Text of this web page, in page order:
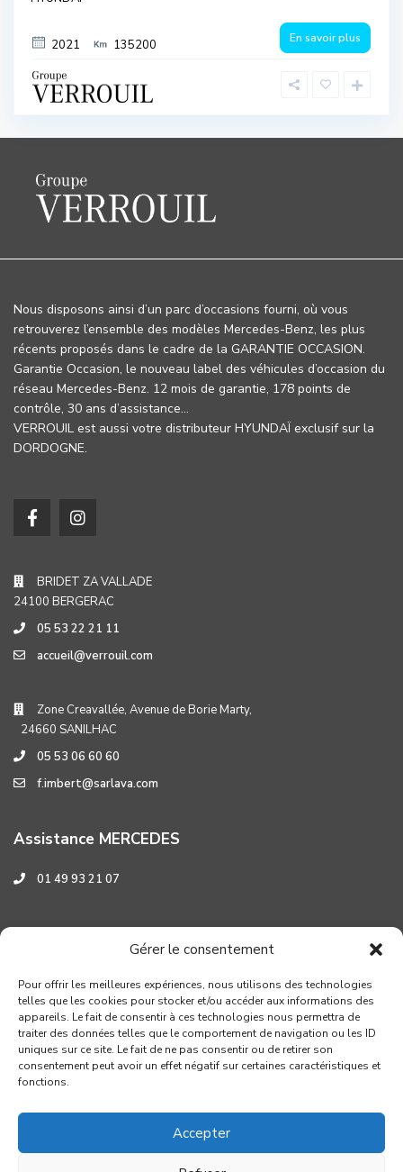
Gérer le consentement
Pour offrir les meilleures expériences, nous utilisons des technologies
telles que les cookies pour stocker et/ou accéder aux informations des
appareils. Le fait de consentir à ces technologies nous permettra de
traiter des données telles que le comportement de navigation ou les ID
uniques sur ce site. Le fait de ne pas consentir ou de retirer son
consentement peut avoir un effet négatif sur certaines caractéristiques et
fonctions.
Accepter
2021 135200 En savoir plus
Nous disposons ainsi d’un parc d’occasions fourni, où vous
retrouverez l’ensemble des modèles Mercedes-Benz, les plus
récents proposés dans le cadre de la GARANTIE OCCASION.
Garantie Occasion, le nouveau label des véhicules d’occasion du
réseau Mercedes-Benz. 12 mois de garantie, 178 points de
contrôle, 30 ans d’assistance…
VERROUIL est aussi votre distributeur HYUNDAÏ exclusif sur la
DORDOGNE.
BRIDET ZA VALLADE
24100 BERGERAC
05 53 22 21 11
accueil@verrouil.com
Zone Creavallée, Avenue de Borie Marty,
24660 SANILHAC
05 53 06 60 60
f.imbert@sarlava.com
Assistance MERCEDES
01 49 93 21 07